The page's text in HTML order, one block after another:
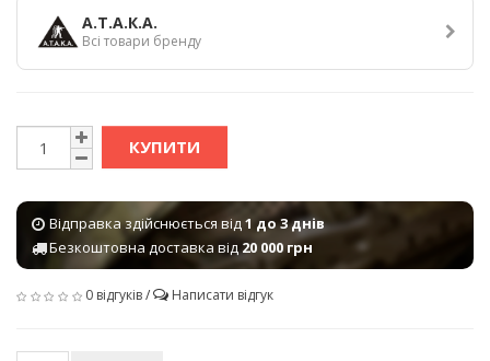
А.Т.А.К.А.
Всі товари бренду
КУПИТИ
Відправка здійснюється від1 до 3 днів
Безкоштовна доставка від20 000 грн
0 відгуків/ Написати відгук